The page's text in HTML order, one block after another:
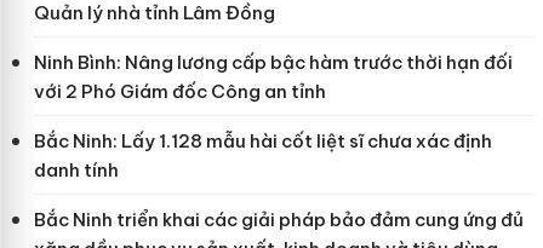
Quản lý nhà tỉnh Lâm Đồng
Ninh Bình: Nâng lương cấp bậc hàm trước thời hạn đối
với 2 Phó Giám đốc Công an tỉnh
Bắc Ninh: Lấy 1.128 mẫu hài cốt liệt sĩ chưa xác định
danh tính
Bắc Ninh triển khai các giải pháp bảo đảm cung ứng đủ